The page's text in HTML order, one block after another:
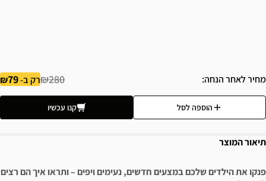
מחיר לאחר הנחה ₪280רק ב-79
הוספה לסל קנו עכשיו
תיאור המוצר
פנקו את הילדים שלכם במצעים חדשים, נעימים ויפים – ותראו איך הם רצים